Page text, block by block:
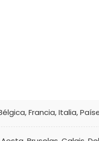
,Francia,Italia,